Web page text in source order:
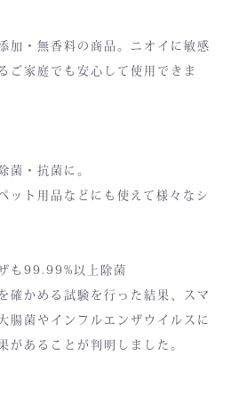
加・無香料の商品。ニオイに敏感
ご家庭でも安心して使用できま
菌・抗菌に。
ット用品などにも使えて様々なシ
も99.99%以上除菌
確かめる試験を行った結果、スマ
腸菌やインフルエンザウイルスに
があることが判明しました。